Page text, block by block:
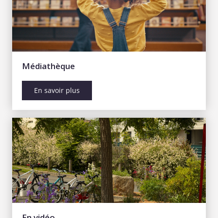
Médiathèque
En savoir plus